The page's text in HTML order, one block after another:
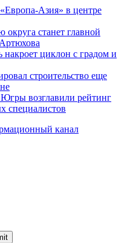
Азия» в центре
округа станет главной
накроет циклон с градом и
строительство еще
возглавили рейтинг
специалистов
канал